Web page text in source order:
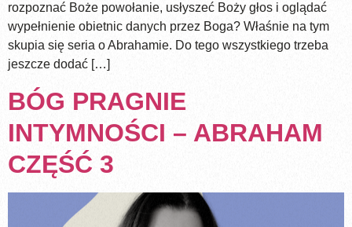
rozpoznać Boże powołanie, usłyszeć Boży głos i oglądać
wypełnienie obietnic danych przez Boga? Właśnie na tym
skupia się seria o Abrahamie. Do tego wszystkiego trzeba
jeszcze dodać […]
BÓG PRAGNIE
INTYMNOŚCI – ABRAHAM
CZĘŚĆ 3